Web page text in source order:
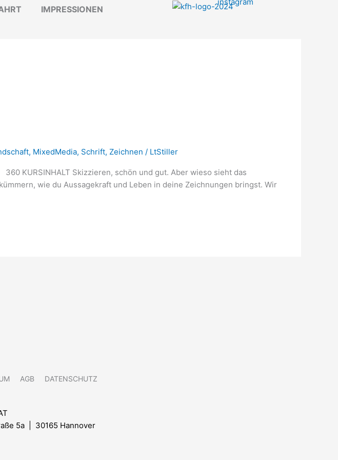
IMPRESSIONEN
, MixedMedia, Schrift, Zeichnen / LtStiller
KURSINHALT Skizzieren, schön und gut. Aber wieso sieht das
wie du Aussagekraft und Leben in deine Zeichnungen bringst. Wir
AGB DATENSCHUTZ
5a | 30165 Hannover